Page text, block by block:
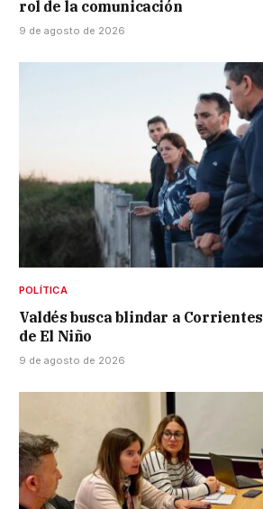
rol de la comunicación
9 de agosto de 2026
POLÍTICA
Valdés busca blindar a
de El Niño
9 de agosto de 2026